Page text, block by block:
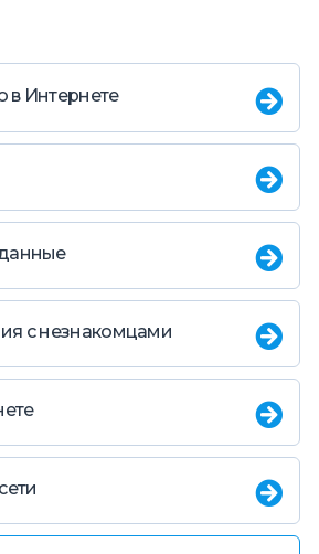
в Интернете
с незнакомцами